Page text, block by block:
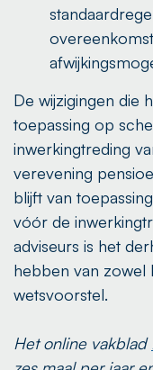
De wijzigingen die
toepassing op
inwerkingtreding
verevening
blijft van
vóór de
adviseurs is het
hebben van zowel
wetsvoorstel.
Het online vakblad